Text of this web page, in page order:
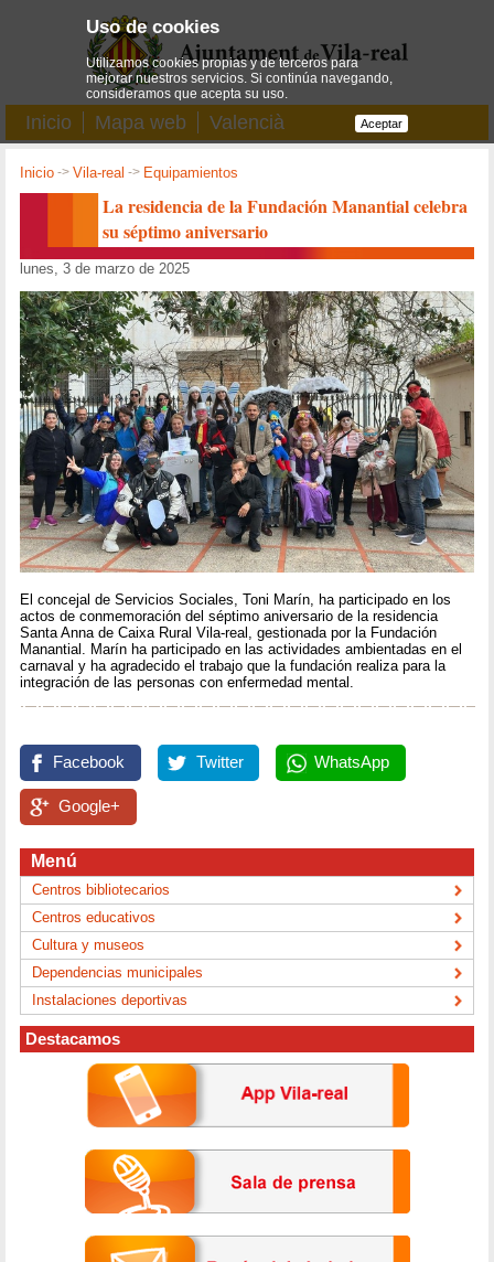
Inicio Mapa web Valencià
Inicio ->Vila-real -> Equipamientos
La residencia de la Fundación Manantial celebra
su séptimo aniversario
lunes, 3 de marzo de 2025
El concejal de Servicios Sociales, Toni Marín, ha participado en los
actos de conmemoración del séptimo aniversario de la residencia
Santa Anna de Caixa Rural Vila-real, gestionada por la Fundación
Manantial. Marín ha participado en las actividades ambientadas en el
carnaval y ha agradecido el trabajo que la fundación realiza para la
integración de las personas con enfermedad mental.
Facebook Twitter WhatsApp
Google+
Menú
Centros bibliotecarios
Centros educativos
Cultura y museos
Dependencias municipales
Instalaciones deportivas
Destacamos
Uso de cookies
Utilizamos cookies propias y de terceros para
mejorar nuestros servicios. Si continúa navegando,
consideramos que acepta su uso.
Aceptar